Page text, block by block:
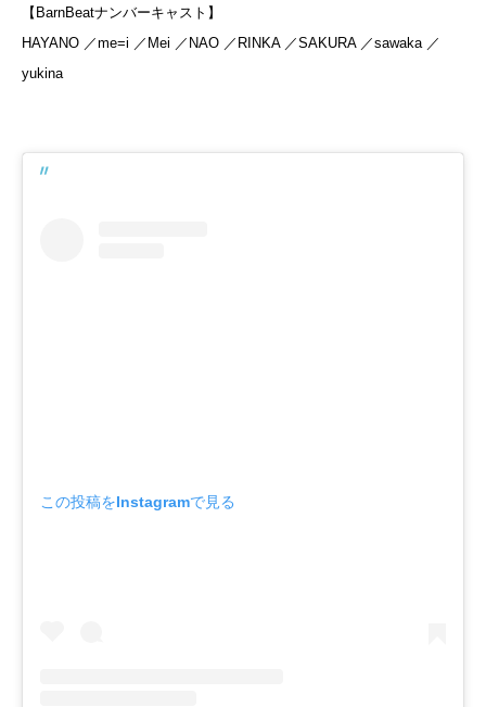
【BarnBeatナンバーキャスト】
HAYANO ／me=i ／Mei ／NAO ／RINKA ／SAKURA ／sawaka ／
yukina
この投稿をInstagramで見る